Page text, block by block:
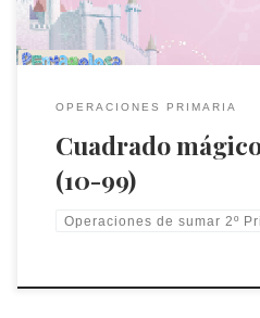
OPERACIONES PRIMARIA
Cuadrado
(10-99)
Operaciones de sumar 2º